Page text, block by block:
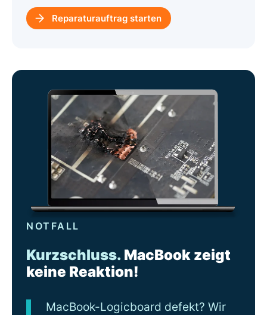
Reparaturauftrag starten
NOTFALL
Kurzschluss. MacBook zeigt
keine Reaktion!
MacBook-Logicboard defekt? Wir